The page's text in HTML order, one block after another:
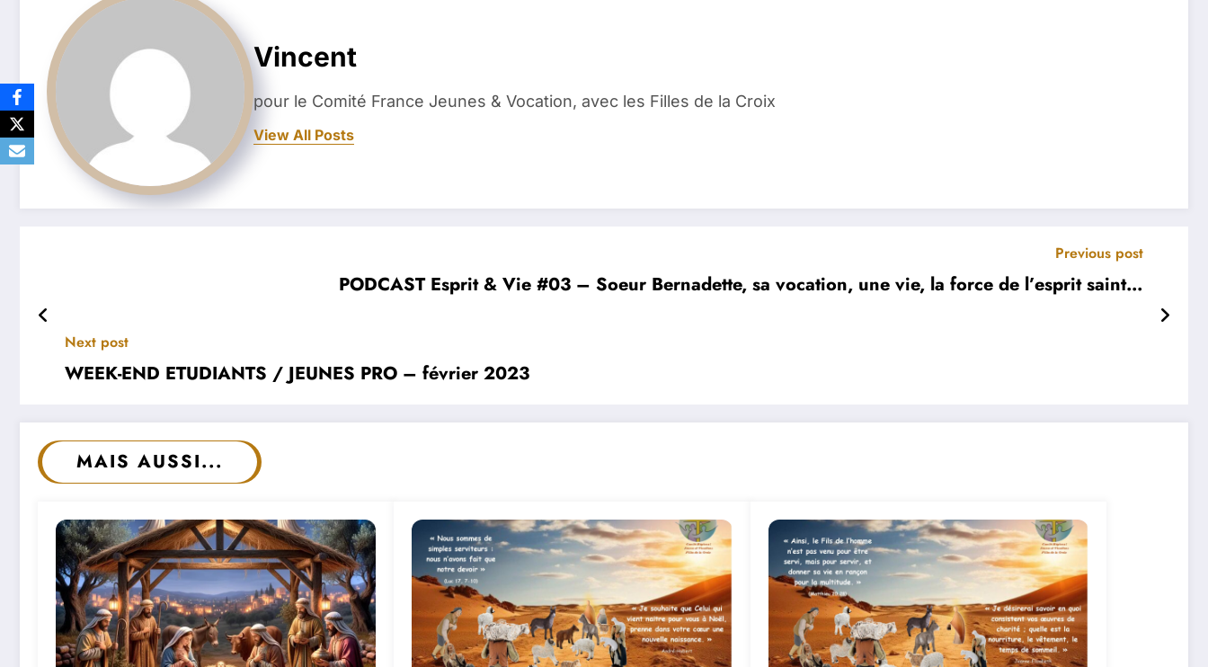
Vincent
pour le Comité France Jeunes & Vocation, avec les Filles de la Croix
View All Posts
Previous post
PODCAST Esprit & Vie #03 – Soeur Bernadette, sa vocation, une vie, la force de l’esprit saint…
Next post
WEEK-END ETUDIANTS / JEUNES PRO – février 2023
MAIS AUSSI...